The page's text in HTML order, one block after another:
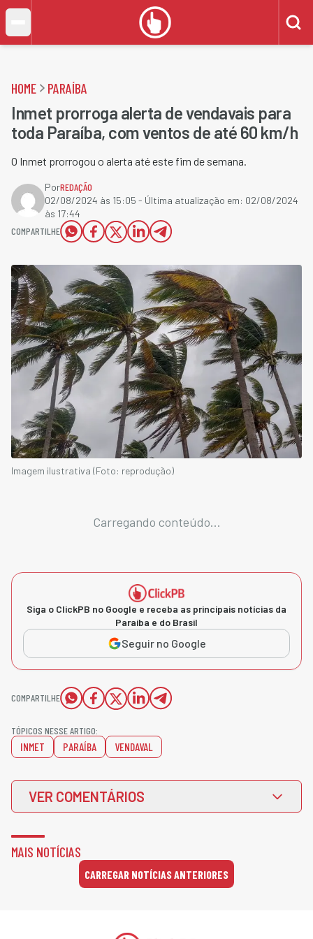
HOME PARAÍBA
Inmet prorroga alerta de vendavais para
toda Paraíba, com ventos de até 60 km/h
O Inmet prorrogou o alerta até este fim de semana.
PorREDAÇÃO
02/08/2024 às 15:05 - Última atualização em: 02/08/2024
às 17:44
COMPARTILHE
Imagem ilustrativa (Foto: reprodução)
Carregando conteúdo...
Siga o ClickPB no Google e receba as principais notícias da
Paraíba e do Brasil
Seguir no Google
COMPARTILHE
TÓPICOS NESSE ARTIGO:
INMET PARAÍBA VENDAVAL
VER COMENTÁRIOS
MAIS NOTÍCIAS
CARREGAR NOTÍCIAS ANTERIORES